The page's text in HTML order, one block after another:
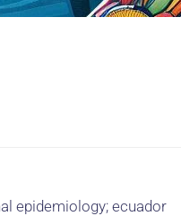
epidemiology; ecuador